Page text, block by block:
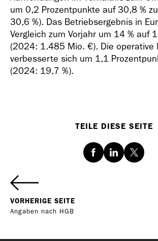
um 0,2 Prozentpunkte auf 30,8 %
30,6 %). Das Betriebsergebnis in
Vergleich zum Vorjahr um 14 % auf
(2024: 1.485 Mio. €). Die operative
verbesserte sich um 1,1
(2024: 19,7 %).
TEILE DIESE SEITE
FacebookLinkedInTwitter
VORHERIGE SEITE
Angaben nach HGB